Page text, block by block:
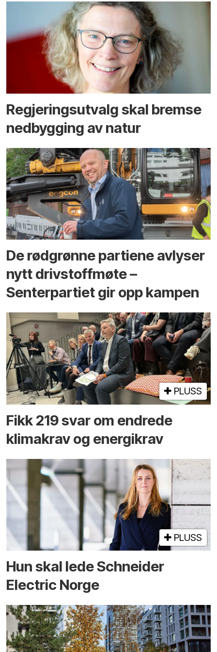
Regjerings­utvalg skal bremse
ned­bygging av natur
De rødgrønne partiene avlyser
nytt drivstoffmøte –
Senterpartiet gir opp kampen
PLUSS
Fikk 219 svar om endrede
klimakrav og energikrav
PLUSS
Hun skal lede Schneider
Electric Norge